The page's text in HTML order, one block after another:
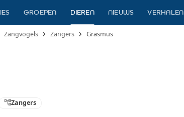
GROEPEN DIEREN NIEUWS VERHALEN
Zangvogels chevron_right Zangers chevron_right Grasmus
account_treeZangers